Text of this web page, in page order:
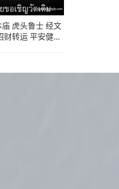
虎头鲁士 经文
财转运 平安健康